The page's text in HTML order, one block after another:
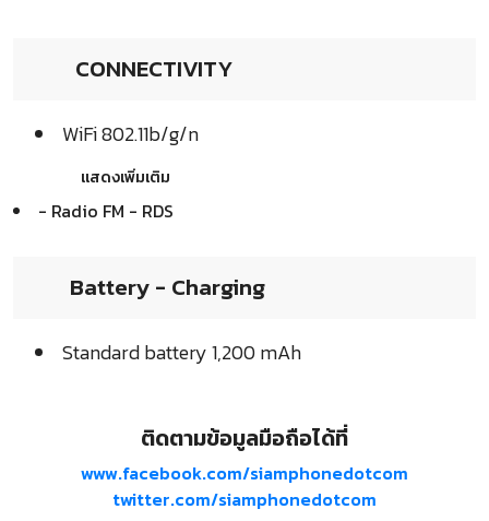
CONNECTIVITY
WiFi 802.11b/g/n
แสดงเพิ่มเติม
- Radio FM - RDS
Battery - Charging
Standard battery 1,200 mAh
ติดตามข้อมูลมือถือได้ที่
www.facebook.com/siamphonedotcom
twitter.com/siamphonedotcom